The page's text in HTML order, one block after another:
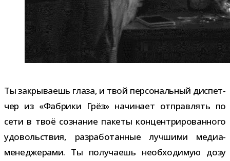
Ты закры­ва­ешь глаза, и твой пер­со­наль­ный дис­пет­
чер из «Фабрики Грёз» начи­нает отправ­лять по
сети в твоё созна­ние пакеты кон­цен­три­ро­ван­ного
удо­воль­ствия, раз­ра­бо­тан­ные луч­шими медиа-​
менеджерами. Ты полу­ча­ешь необ­хо­ди­мую дозу